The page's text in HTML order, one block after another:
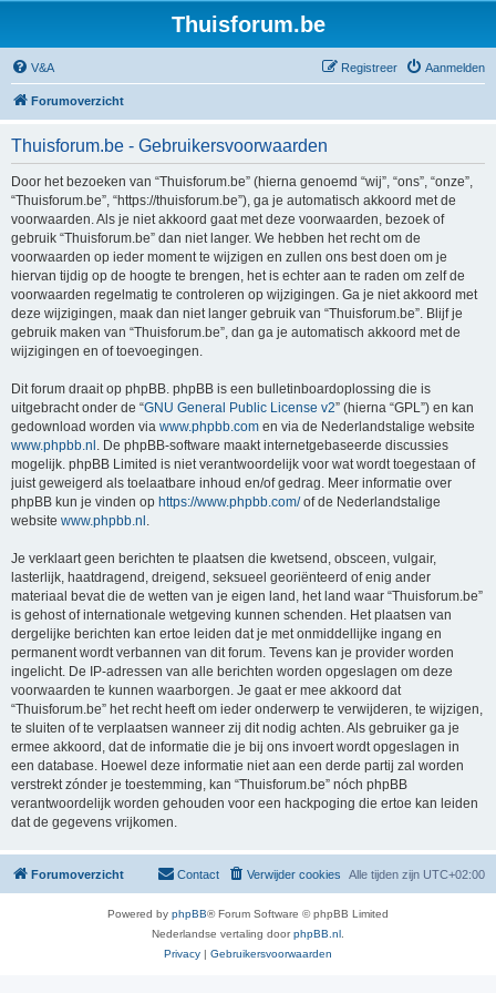
Thuisforum.be
V&A Aanmelden
Registreer
Forumoverzicht
Thuisforum.be - Gebruikersvoorwaarden
Door het bezoeken van “Thuisforum.be” (hierna genoemd “wij”, “ons”, “onze”,
“Thuisforum.be”, “https://thuisforum.be”), ga je automatisch akkoord met de
voorwaarden. Als je niet akkoord gaat met deze voorwaarden, bezoek of
gebruik “Thuisforum.be” dan niet langer. We hebben het recht om de
voorwaarden op ieder moment te wijzigen en zullen ons best doen om je
hiervan tijdig op de hoogte te brengen, het is echter aan te raden om zelf de
voorwaarden regelmatig te controleren op wijzigingen. Ga je niet akkoord met
deze wijzigingen, maak dan niet langer gebruik van “Thuisforum.be”. Blijf je
gebruik maken van “Thuisforum.be”, dan ga je automatisch akkoord met de
wijzigingen en of toevoegingen.
Dit forum draait op phpBB. phpBB is een bulletinboardoplossing die is
uitgebracht onder de “GNU General Public License v2” (hierna “GPL”) en kan
gedownload worden via www.phpbb.com en via de Nederlandstalige website
www.phpbb.nl . De phpBB-software maakt internetgebaseerde discussies
mogelijk. phpBB Limited is niet verantwoordelijk voor wat wordt toegestaan of
juist geweigerd als toelaatbare inhoud en/of gedrag. Meer informatie over
phpBB kun je vinden op https://www.phpbb.com/of de Nederlandstalige
website www.phpbb.nl .
Je verklaart geen berichten te plaatsen die kwetsend, obsceen, vulgair,
lasterlijk, haatdragend, dreigend, seksueel georiënteerd of enig ander
materiaal bevat die de wetten van je eigen land, het land waar “Thuisforum.be”
is gehost of internationale wetgeving kunnen schenden. Het plaatsen van
dergelijke berichten kan ertoe leiden dat je met onmiddellijke ingang en
permanent wordt verbannen van dit forum. Tevens kan je provider worden
ingelicht. De IP-adressen van alle berichten worden opgeslagen om deze
voorwaarden te kunnen waarborgen. Je gaat er mee akkoord dat
“Thuisforum.be” het recht heeft om ieder onderwerp te verwijderen, te wijzigen,
te sluiten of te verplaatsen wanneer zij dit nodig achten. Als gebruiker ga je
ermee akkoord, dat de informatie die je bij ons invoert wordt opgeslagen in
een database. Hoewel deze informatie niet aan een derde partij zal worden
verstrekt zónder je toestemming, kan “Thuisforum.be” nóch phpBB
verantwoordelijk worden gehouden voor een hackpoging die ertoe kan leiden
dat de gegevens vrijkomen.
Forumoverzicht Alle tijden zijn UTC+02:00
Verwijder cookies
Contact
Powered by phpBB® Forum Software © phpBB Limited
Nederlandse vertaling doorphpBB.nl
Privacy | Gebruikersvoorwaarden